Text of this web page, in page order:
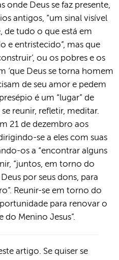
onde Deus se faz presente,
antigos, “um sinal visível
de tudo o que está em
e entristecido”, mas que
ou os pobres e os
‘que Deus se torna homem
de seu amor e pedem
é um “lugar” de
reunir, refletir, meditar.
21 de dezembro aos
se a eles com suas
os a “encontrar alguns
“juntos, em torno do
por seus dons, para
Reunir-se em torno do
para renovar o
do Menino Jesus”.
artigo. Se quiser se